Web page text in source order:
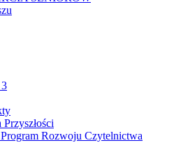
Rozwoju Czytelnictwa